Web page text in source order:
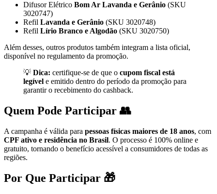
Difusor Elétrico Bom Ar Lavanda e Gerânio (SKU
3020747)
Refil Lavanda e Gerânio (SKU 3020748)
Refil Lírio Branco e Algodão (SKU 3020750)
Além desses, outros produtos também integram a lista oficial,
disponível no regulamento da promoção.
💡 Dica: certifique-se de que o cupom fiscal está
legível e emitido dentro do período da promoção para
garantir o recebimento do cashback.
Quem Pode Participar 👥
A campanha é válida para pessoas físicas maiores de 18 anos, com
CPF ativo e residência no Brasil. O processo é 100% online e
gratuito, tornando o benefício acessível a consumidores de todas as
regiões.
Por Que Participar 🎁